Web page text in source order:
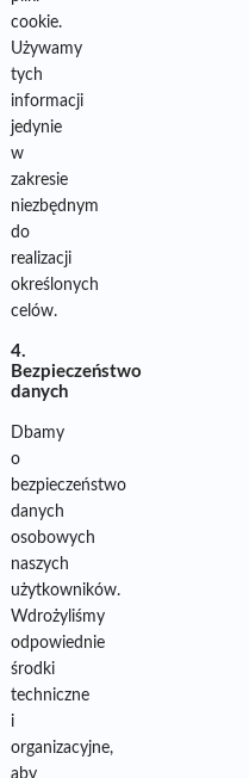
cookie.
Używamy
tych
informacji
jedynie
w
zakresie
niezbędnym
do
realizacji
określonych
celów.
4.
Bezpieczeństwo
danych
Dbamy
o
bezpieczeństwo
danych
osobowych
naszych
użytkowników.
Wdrożyliśmy
odpowiednie
środki
techniczne
i
organizacyjne,
aby